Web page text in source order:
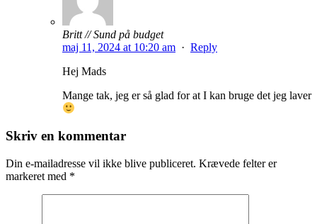
Britt // Sund på budget
maj 11, 2024 at 10:20 am · Reply
Hej Mads
Mange tak, jeg er så glad for at I kan bruge det jeg laver
Skriv en kommentar
Din e-mailadresse vil ikke blive publiceret. Krævede felter er
markeret med *